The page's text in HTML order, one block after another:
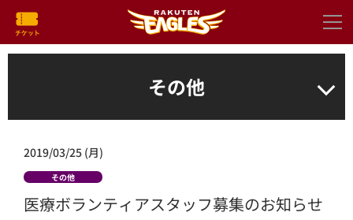
その他
2019/03/25 (月)
その他
医療ボランティアスタッフ募集のお知らせ